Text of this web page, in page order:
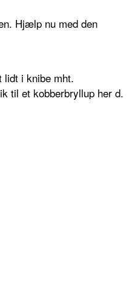
Hjælp nu med den
i knibe mht.
til et kobberbryllup her d.